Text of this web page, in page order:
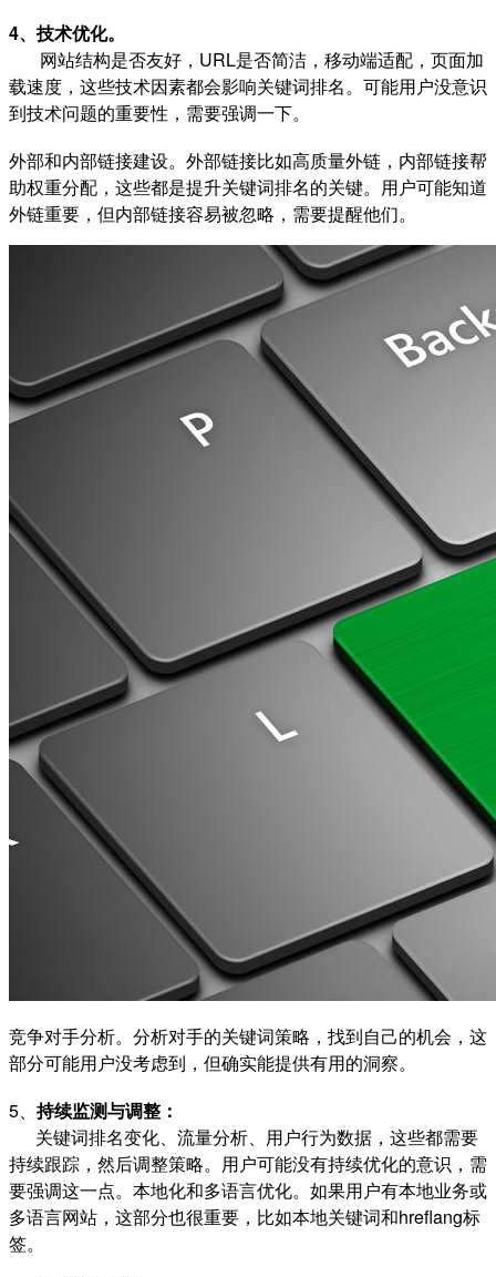
4、技术优化。
网站结构是否友好，URL是否简洁，移动端适配，页面加
载速度，这些技术因素都会影响关键词排名。可能用户没意识
到技术问题的重要性，需要强调一下。
外部和内部链接建设。外部链接比如高质量外链，内部链接帮
助权重分配，这些都是提升关键词排名的关键。用户可能知道
外链重要，但内部链接容易被忽略，需要提醒他们。
竞争对手分析。分析对手的关键词策略，找到自己的机会，这
部分可能用户没考虑到，但确实能提供有用的洞察。
5、 持续监测与调整：
关键词排名变化、流量分析、用户行为数据，这些都需要
持续跟踪，然后调整策略。用户可能没有持续优化的意识，需
要强调这一点。本地化和多语言优化。如果用户有本地业务或
多语言网站，这部分也很重要，比如本地关键词和hreflang标
签。